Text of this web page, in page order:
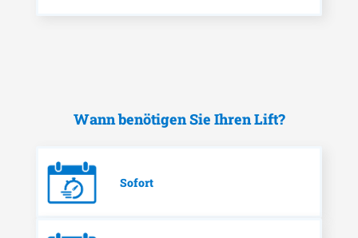
Wann benötigen Sie Ihren Lift?
Sofort